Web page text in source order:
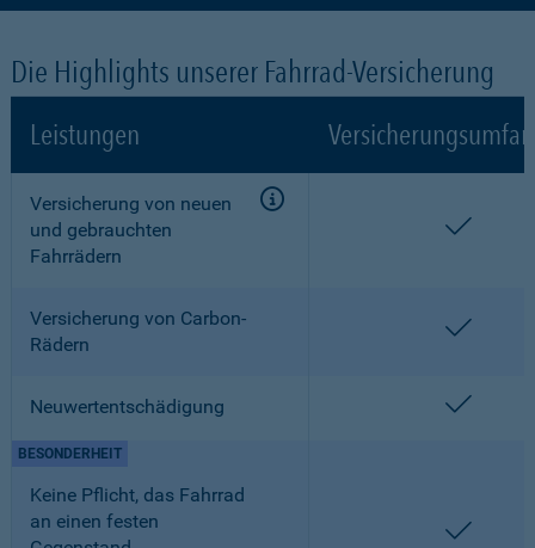
Die Highlights unserer Fahrrad-Versicherung
Leistungen
Versicherung von neuen
und gebrauchten
Fahrrädern
Versicherung von Carbon-
Rädern
Neuwertentschädigung
Keine Pflicht, das Fahrrad
an einen festen
BESONDERHEIT